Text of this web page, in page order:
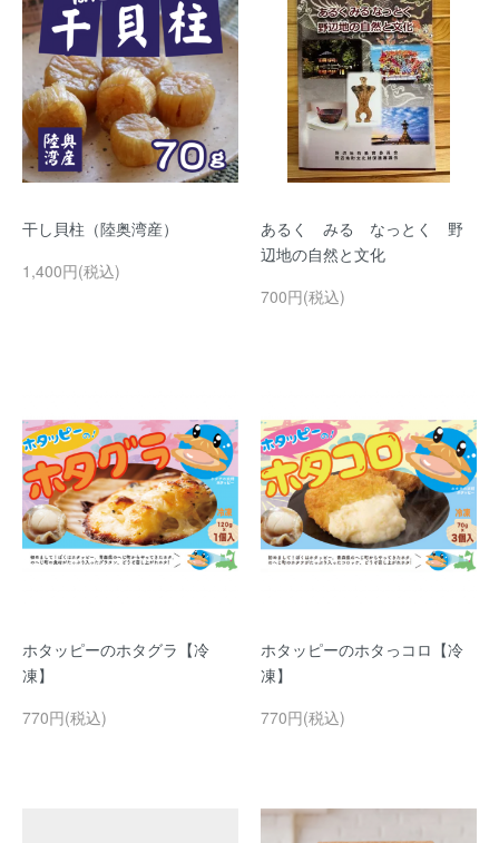
干し貝柱（陸奥湾産）
1,400円(税込)
あるく みる なっとく 野
辺地の自然と文化
700円(税込)
ホタッピーのホタグラ【冷
凍】
770円(税込)
ホタッピーのホタっコロ【冷
凍】
770円(税込)